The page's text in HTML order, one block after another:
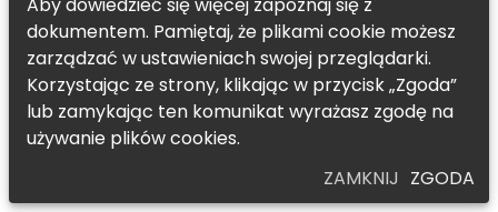
dokumentem. Pamiętaj, że plikami cookie możesz
zarządzać w ustawieniach swojej przeglądarki.
Korzystając ze strony, klikając w przycisk „Zgoda”
lub zamykając ten komunikat wyrażasz zgodę na
używanie plików cookies.
ZAMKNIJ ZGODA